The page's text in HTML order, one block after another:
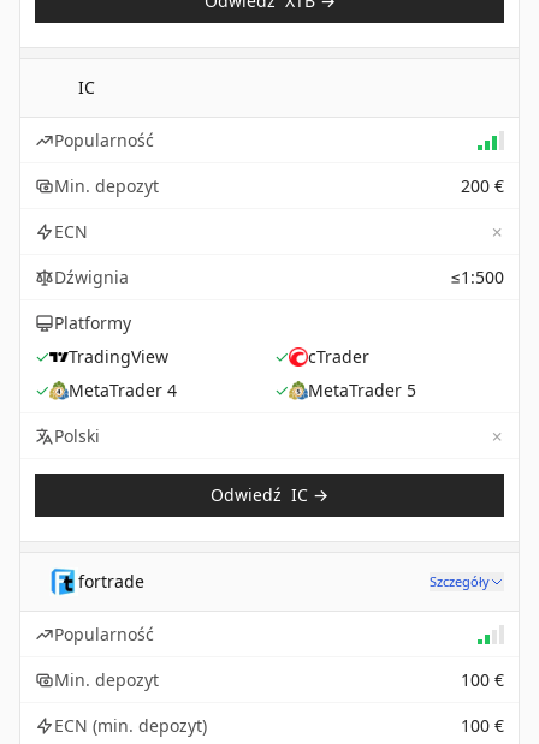
IC
Popularność
Min. depozyt
200 €
ECN
✗
Dźwignia
≤1:500
Platformy
✓
TradingView ✓
cTrader
✓
MetaTrader 4 ✓
MetaTrader 5
Polski
✗
Odwiedź IC →
fortrade Szczegóły
Popularność
Min. depozyt
100 €
ECN (min. depozyt)
100 €